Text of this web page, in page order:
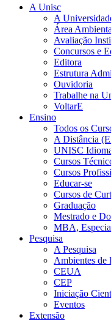
A Unisc
A
Área
Avaliação
Concursos e
Editora
Estrutura
Ouvidoria
Trabalhe na
VoltarE
Ensino
Todos os
A Distância
UNISC
Cursos
Cursos
Educar-se
Cursos de
Graduação
Mestrado e
MBA,
Pesquisa
A Pesquisa
Ambientes de
CEUA
CEP
Iniciação
Eventos
Extensão